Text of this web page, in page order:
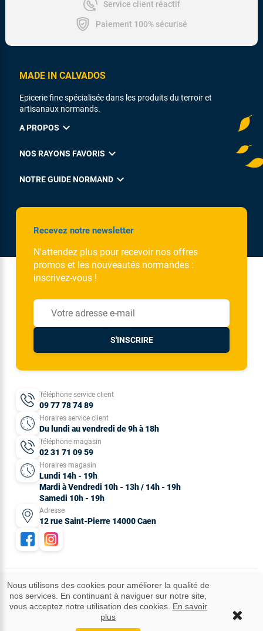
Service client réactif
Paiement 100% sécurisé
MADE IN CALVADOS
Epicerie fine spécialisée dans les produits du terroir et
artisanaux normands.
A PROPOS expand_more
NOS RAYONS FAVORIS expand_more
NOTRE GUIDE NORMAND expand_more
Recevez notre newsletter
N'attendez plus pour recevoir nos offres
promos et les nouveautés normandes :
inscrivez-vous !
S'INSCRIRE
Téléphone service client
09 77 78 74 89
Horaires service client
Du lundi au vendredi de 9h à 18h
Téléphone magasin
02 31 71 09 59
Horaires magasin
Lundi 14h - 19h
Mardi à Vendredi 10h - 13h / 14h - 19h
Samedi 10h - 19h
Adresse
12 rue Saint-Pierre 14000 Caen
Nous utilisons des cookies pour améliorer la qualité de
nos services. En continuant à naviguer sur notre site,
vous acceptez notre utilisation des cookies. En savoir
plus
Mentions légales CGV Données personnelles